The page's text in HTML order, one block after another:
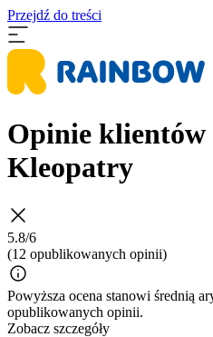
Przejdź do treści
Opinie klientów
Kleopatry
5.8/6
(12 opublikowanych opinii)
Powyższa ocena stanowi średnią
opublikowanych opinii.
Zobacz szczegóły